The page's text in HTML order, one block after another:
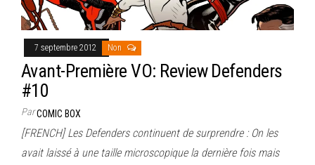
7 septembre 2012 Non
Avant-Première VO: Review Defenders
#10
ParCOMIC BOX
[FRENCH] Les Defenders continuent de surprendre : On les
avait laissé à une taille microscopique la dernière fois mais